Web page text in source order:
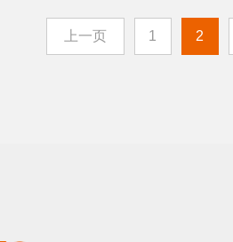
上一页 1 2